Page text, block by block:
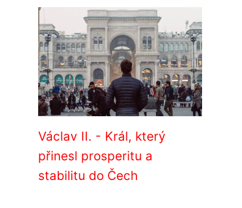
Václav II. - Král, který
přinesl prosperitu a
stabilitu do Čech